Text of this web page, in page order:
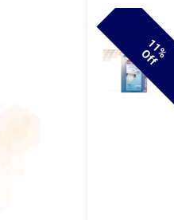
1
1
% O
F
F